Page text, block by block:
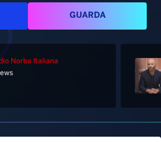
GUARDA
Norba Italiana